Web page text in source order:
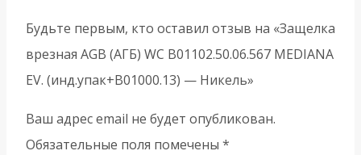
Будьте первым, кто оставил отзыв на «Защелка
врезная AGB (АГБ) WC B01102.50.06.567 MEDIANA
EV. (инд.упак+B01000.13) — Никель»
Ваш адрес email не будет опубликован.
Обязательные поля помечены *